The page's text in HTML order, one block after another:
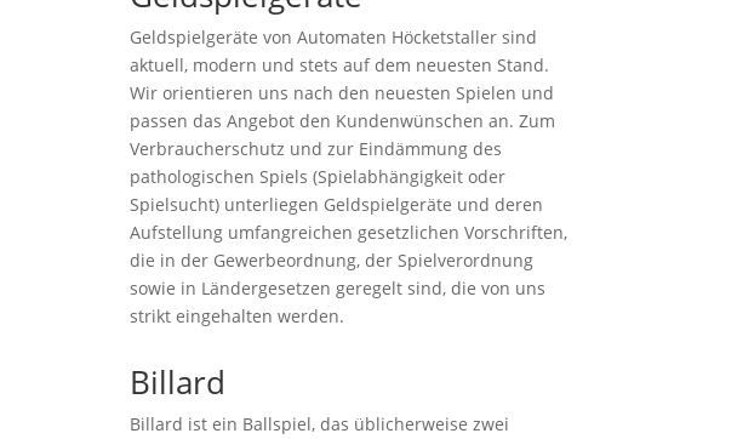
Geldspielgeräte von Automaten Höcketstaller sind
aktuell, modern und stets auf dem neuesten Stand.
Wir orientieren uns nach den neuesten Spielen und
passen das Angebot den Kundenwünschen an. Zum
Verbraucherschutz und zur Eindämmung des
pathologischen Spiels (Spielabhängigkeit oder
Spielsucht) unterliegen Geldspielgeräte und deren
Aufstellung umfangreichen gesetzlichen Vorschriften,
die in der Gewerbeordnung, der Spielverordnung
sowie in Ländergesetzen geregelt sind, die von uns
strikt eingehalten werden.
Billard
Billard ist ein Ballspiel, das üblicherweise zwei